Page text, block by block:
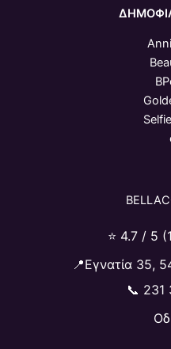
⭐ 4.7 / 5
📍Εγνατία 35,
📞 231